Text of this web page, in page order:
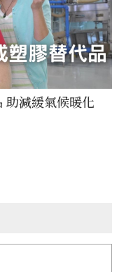
助減緩氣候暖化